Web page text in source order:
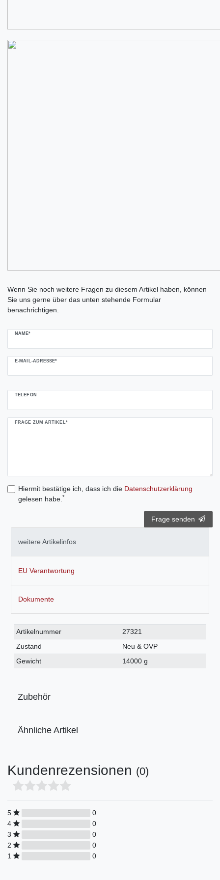
Wenn Sie noch weitere Fragen zu diesem Artikel haben, können
Sie uns gerne über das unten stehende Formular
benachrichtigen.
NAME*
E-MAIL-ADRESSE*
TELEFON
FRAGE ZUM ARTIKEL*
Hiermit bestätige ich, dass ich die Daten­schutz­erklärung
gelesen habe. *
Frage senden
weitere Artikelinfos
EU Verantwortung
Dokumente
Technisches
Merkmal
Wert
Artikelnummer
27321
Zustand
Neu & OVP
Gewicht
14000 g
Zubehör
Ähnliche Artikel
Kundenrezensionen (0)
5
0
4
0
3
0
2
0
1
0